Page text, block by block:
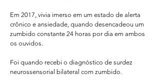
Em 2017, vivia imerso em um estado de alerta
crônico e ansiedade, quando desencadeou um
zumbido constante 24 horas por dia em ambos
os ouvidos.
Foi quando recebi o diagnóstico de surdez
neurossensorial bilateral com zumbido.